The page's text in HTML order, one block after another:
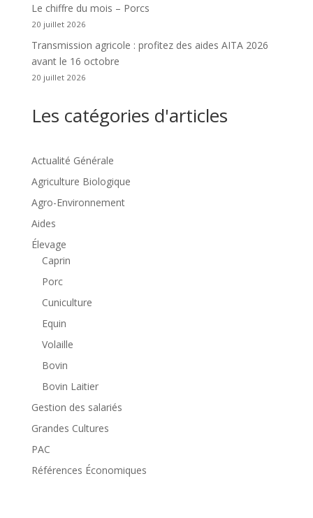
Le chiffre du mois – Porcs
20 juillet 2026
Transmission agricole : profitez des aides AITA 2026
avant le 16 octobre
20 juillet 2026
Les catégories d'articles
Actualité Générale
Agriculture Biologique
Agro-Environnement
Aides
Élevage
Caprin
Porc
Cuniculture
Equin
Volaille
Bovin
Bovin Laitier
Gestion des salariés
Grandes Cultures
PAC
Références Économiques